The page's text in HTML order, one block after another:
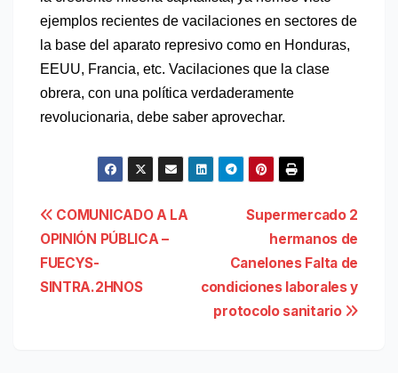
ejemplos recientes de vacilaciones en sectores de
la base del aparato represivo como en Honduras,
EEUU, Francia, etc. Vacilaciones que la clase
obrera, con una política verdaderamente
revolucionaria, debe saber aprovechar.
Navegación
de
entradas
Supermercado 2
hermanos de
Canelones Falta de
condiciones laborales y
protocolo sanitario
COMUNICADO A LA
OPINIÓN PÚBLICA –
FUECYS-
SINTRA.2HNOS